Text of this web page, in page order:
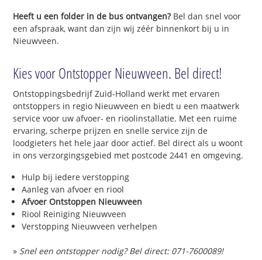
Heeft u een folder in de bus ontvangen?Bel dan snel voor
een afspraak, want dan zijn wij zéér binnenkort bij u in
Nieuwveen.
Kies voor Ontstopper Nieuwveen. Bel direct!
Ontstoppingsbedrijf Zuid-Holland werkt met ervaren
ontstoppers in regio Nieuwveen en biedt u een maatwerk
service voor uw afvoer- en rioolinstallatie. Met een ruime
ervaring, scherpe prijzen en snelle service zijn de
loodgieters het hele jaar door actief. Bel direct als u woont
in ons verzorgingsgebied met postcode 2441 en omgeving.
Hulp bij iedere verstopping
Aanleg van afvoer en riool
Afvoer Ontstoppen Nieuwveen
Riool Reiniging Nieuwveen
Verstopping Nieuwveen verhelpen
» Snel een ontstopper nodig? Bel direct: 071-7600089!